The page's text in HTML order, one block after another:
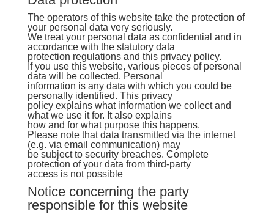
The operators of this website take the protection of
your personal data very seriously.
We treat your personal data as confidential and in
accordance with the statutory data
protection regulations and this privacy policy.
If you use this website, various pieces of personal
data will be collected. Personal
information is any data with which you could be
personally identified. This privacy
policy explains what information we collect and
what we use it for. It also explains
how and for what purpose this happens.
Please note that data transmitted via the internet
(e.g. via email communication) may
be subject to security breaches. Complete
protection of your data from third-party
access is not possible
Notice concerning the party
responsible for this website